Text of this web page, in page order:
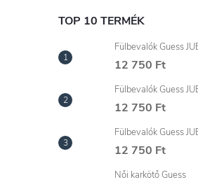
l
TOP 10 TERMÉK
Fülbevalók Guess
12 750 Ft
Fülbevalók Guess
12 750 Ft
Fülbevalók Guess
12 750 Ft
Női karkötő Guess